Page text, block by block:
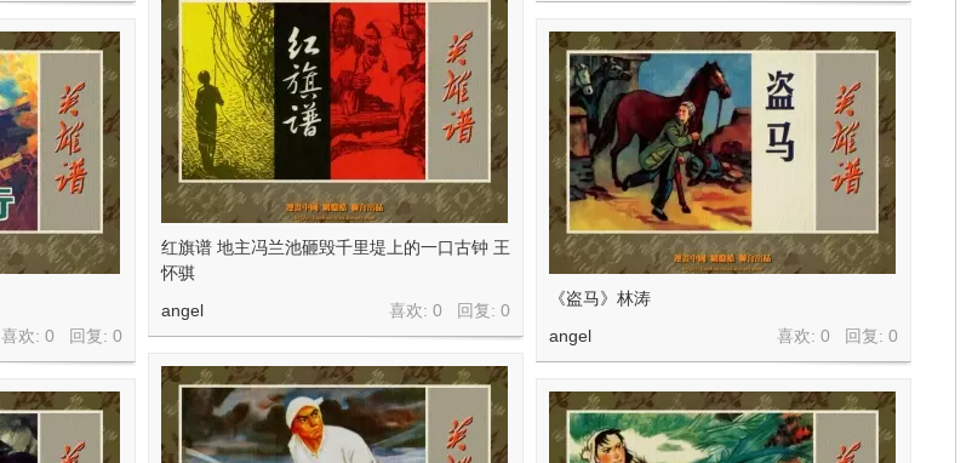
红旗谱 地主冯兰池砸毁千里堤上的一口古钟 王
怀骐
喜欢: 0 回复:0
angel
喜欢: 0 回复:0
《盗马》林涛
喜欢: 0 回复:0
angel